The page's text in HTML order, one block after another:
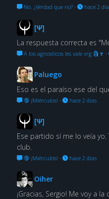
No. ¿Verdad que no?· hace 2
[Ψ]
La respuesta correcta es
A los agnosticos les vale vrg 🗿🍷 ·
Paluego
Eso es el paraíso ese del
🔞 ¡Miérculos! · hace 2 días
[Ψ]
Ese partido sí me lo veía
club.
🔞 ¡Miérculos! · hace 2 días
Oiher
¡Gracias, Sergio! Me voy a la